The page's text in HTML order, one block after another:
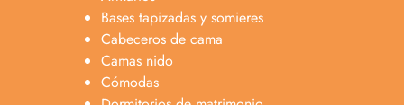
Bases tapizadas y somieres
Cabeceros de cama
Camas nido
Cómodas